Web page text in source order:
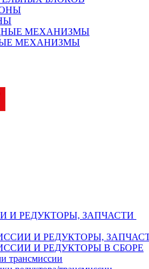
МЕХАНИЗМЫ
И РЕДУКТОРЫ, ЗАПЧАСТИ
И РЕДУКТОРЫ,
И РЕДУКТОРЫ В СБОРЕ
трансмиссии